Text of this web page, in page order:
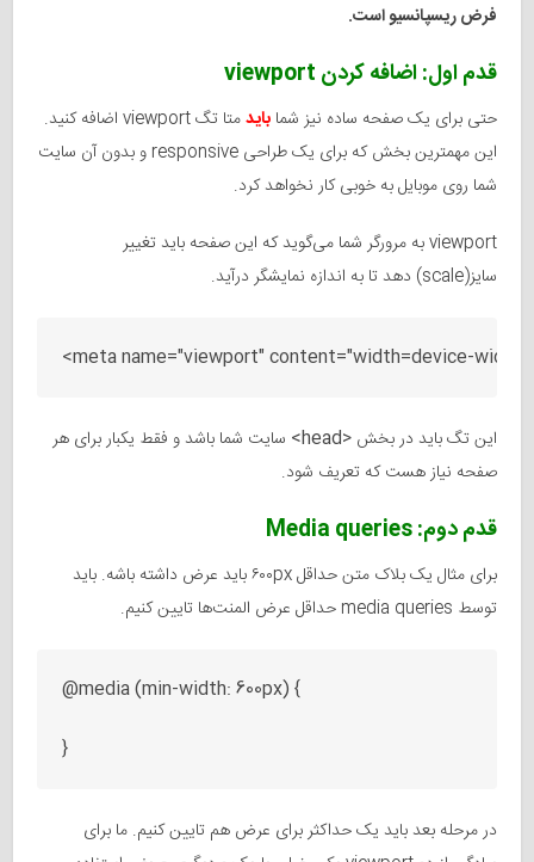
فرض ریسپانسیو است.
قدم اول: اضافه کردن viewport
حتی برای یک صفحه ساده نیز شماباید
متا تگ viewport اضافه کنید.
این مهمترین بخش که برای یک طراحی responsive و بدون آن سایت
شما روی موبایل به خوبی کار نخواهد کرد.
viewport به مرورگر شما می‌گوید که این صفحه باید تغییر
سایز(scale) دهد تا به اندازه نمایشگر درآید.
این تگ باید در بخش<head>
سایت شما باشد و فقط یکبار برای هر
صفحه نیاز هست که تعریف شود.
قدم دوم: Media queries
برای مثال یک بلاک متن حداقل ۶۰۰px باید عرض داشته باشه. باید
توسط media queries حداقل عرض المنت‌ها تایین کنیم.
@media (min-width: 600px) {
در مرحله بعد باید یک حداکثر برای عرض هم تایین کنیم. ما برای